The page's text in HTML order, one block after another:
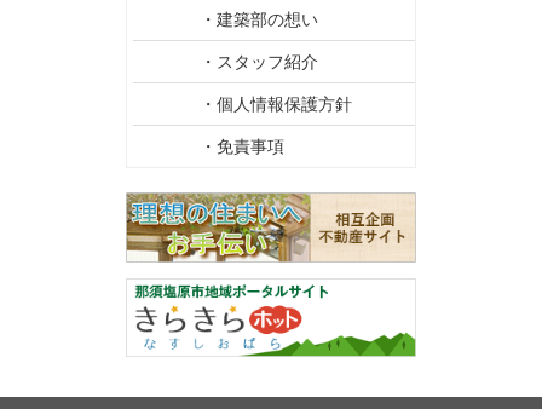
・建築部の想い
・スタッフ紹介
・個人情報保護方針
・免責事項